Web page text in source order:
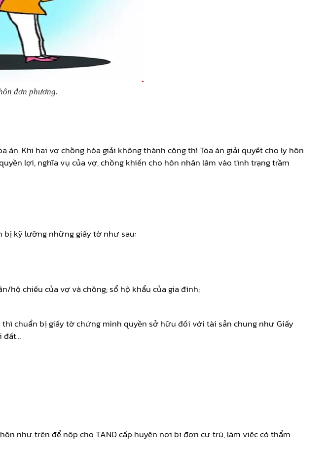
đơn phương.
Khi hai vợ chồng hòa giải không thành công thì Tòa án giải quyết cho ly hôn
lợi, nghĩa vụ của vợ, chồng khiến cho hôn nhân lâm vào tình trạng trầm
bị kỹ lưỡng những giấy tờ như sau:
hộ chiếu của vợ và chồng; sổ hộ khẩu của gia đình;
chuẩn bị giấy tờ chứng minh quyền sở hữu đối với tài sản chung như Giấy
đất…
như trên để nộp cho TAND cấp huyện nơi bị đơn cư trú, làm việc có thẩm